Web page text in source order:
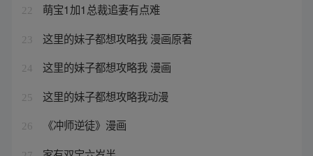
22 萌宝1加1总裁追妻有点难
23 这里的妹子都想攻略我 漫画原著
24 这里的妹子都想攻略我 漫画
25 这里的妹子都想攻略我动漫
26 《冲师逆徒》漫画